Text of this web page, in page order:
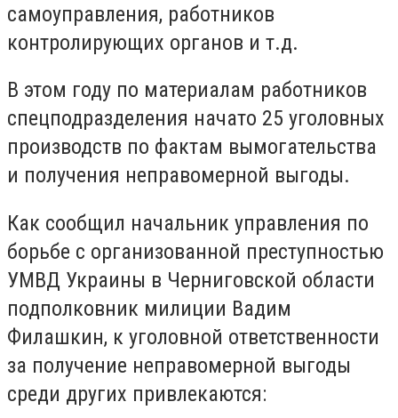
самоуправления, работников
контролирующих органов и т.д.
В этом году по материалам работников
спецподразделения начато 25 уголовных
производств по фактам вымогательства
и получения неправомерной выгоды.
Как сообщил начальник управления по
борьбе с организованной преступностью
УМВД Украины в Черниговской области
подполковник милиции Вадим
Филашкин, к уголовной ответственности
за получение неправомерной выгоды
среди других привлекаются: